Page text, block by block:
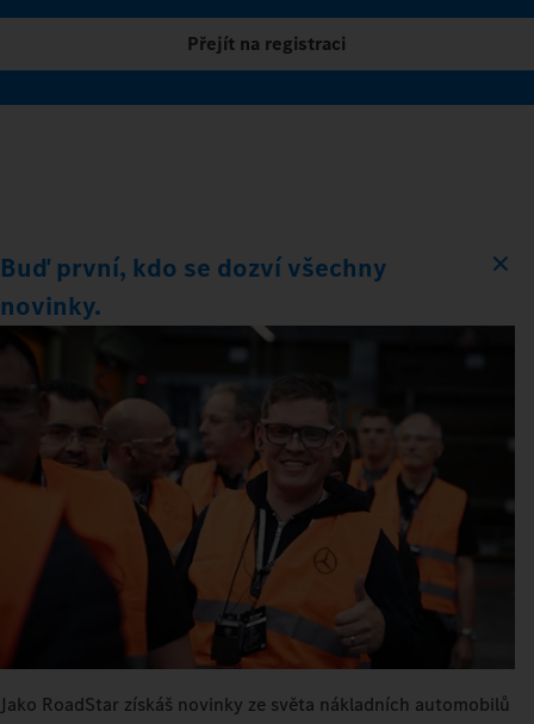
Přejít na registraci
Buď první, kdo se dozví všechny
novinky.
Jako RoadStar získáš novinky ze světa nákladních automobilů